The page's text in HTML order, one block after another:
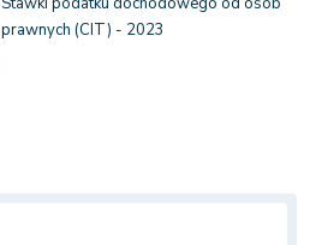
prawnych (CIT) - 2023